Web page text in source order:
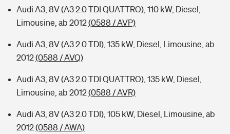
Audi A3, 8V (A3 2.0 TDI QUATTRO), 110 kW, Diesel,
Limousine, ab 2012(0588 / AVP)
Audi A3, 8V (A3 2.0 TDI), 135 kW, Diesel, Limousine, ab
2012(0588 / AVQ)
Audi A3, 8V (A3 2.0 TDI QUATTRO), 135 kW, Diesel,
Limousine, ab 2012(0588 / AVR)
Audi A3, 8V (A3 2.0 TDI), 105 kW, Diesel, Limousine, ab
2012(0588 / AWA)